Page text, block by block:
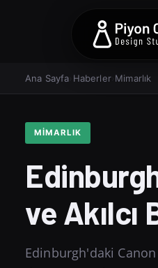
Ana Sayfa Haberler› Mimarlık
MIMARLIK
ve Akılcı
Edinburgh'daki Canon